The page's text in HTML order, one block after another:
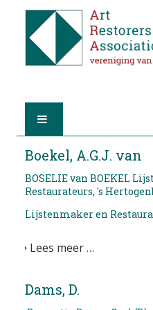
HOME
OVER A.R.A.
DE RESTAURATOREN
LID WORDEN
VIND EEN
Boekel, A.G.J. van
BOSELIE van BOEKEL
Restaurateurs, 's
Lijstenmaker en
Lees meer …
Dams, D.